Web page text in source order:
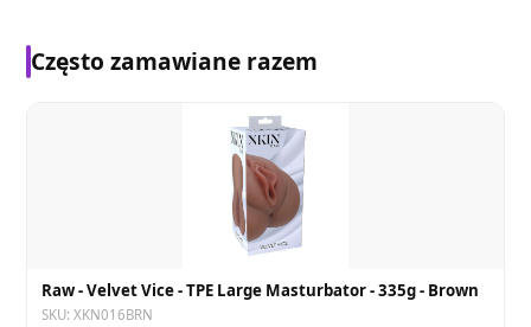
Często zamawiane razem
Raw - Velvet Vice - TPE Large Masturbator - 335g - Brown
SKU: XKN016BRN